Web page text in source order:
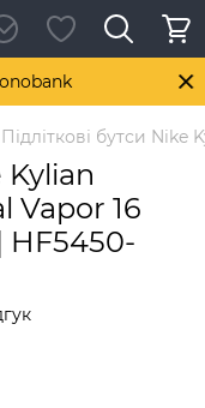
Підліткові бутси
Kylian
Vapor 16
HF5450-